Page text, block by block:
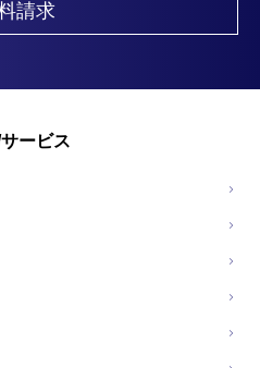
請求
ービス